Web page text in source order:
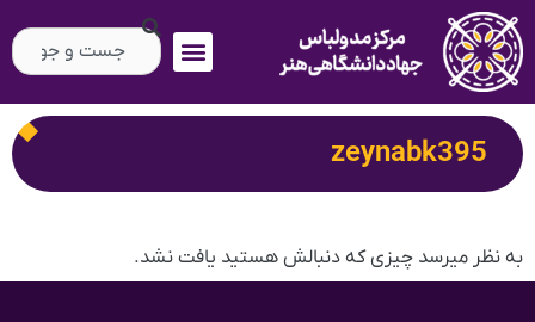
zeynabk395
به نظر میرسد چیزی که دنبالش هستید یافت نشد.